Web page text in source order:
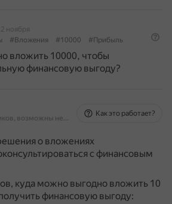
ноября
#Вложения #10000 #Прибыль
вложить 10000, чтобы
финансовую выгоду?
На основе источников, возможны неточности
Как это работает?
о вложениях
с финансовым
куда можно выгодно вложить 10
финансовую выгоду: